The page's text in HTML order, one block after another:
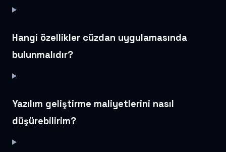
Hangi özellikler cüzdan uygulamasında
bulunmalıdır?
Yazılım geliştirme maliyetlerini nasıl
düşürebilirim?